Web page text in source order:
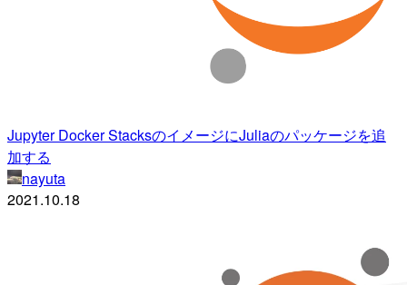
Jupyter Docker StacksのイメージにJuliaのパッケージを追
加する
nayuta
2021.10.18